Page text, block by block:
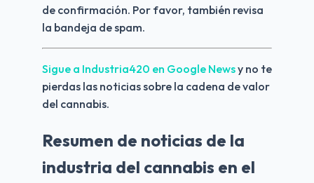
de confirmación. Por favor, también revisa
la bandeja de spam.
Sigue a Industria420 en Google News y no te
pierdas las noticias sobre la cadena de valor
del cannabis.
Resumen de noticias de la
industria del cannabis en el